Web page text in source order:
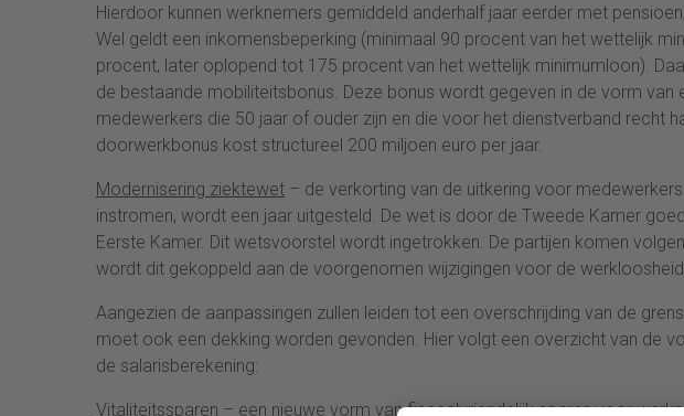
Hierdoor kunnen werknemers gemiddeld anderhalf jaar eerder met
Wel geldt een inkomensbeperking (minimaal 90 procent van het wettelijk
procent, later oplopend tot 175 procent van het wettelijk minimumloon).
de bestaande mobiliteitsbonus. Deze bonus wordt gegeven in de vorm van
medewerkers die 50 jaar of ouder zijn en die voor het dienstverband recht
doorwerkbonus kost structureel 200 miljoen euro per jaar.
Modernisering ziektewet – de verkorting van de uitkering voor
instromen, wordt een jaar uitgesteld. De wet is door de Tweede Kamer
Eerste Kamer. Dit wetsvoorstel wordt ingetrokken. De partijen komen
wordt dit gekoppeld aan de voorgenomen wijzigingen voor de
Aangezien de aanpassingen zullen leiden tot een overschrijding van de
moet ook een dekking worden gevonden. Hier volgt een overzicht van de
de salarisberekening:
Vitaliteitssparen – een nieuwe vorm van fiscaalvriendelijk sparen voor